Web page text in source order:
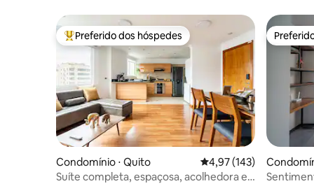
Entre os melhores preferidos dos hóspedes
Preferido dos hóspedes
Condomínio ⋅ Quito 4,97 de uma avaliação
4,97 (143)
Suíte completa, espaçosa, acolhedora e